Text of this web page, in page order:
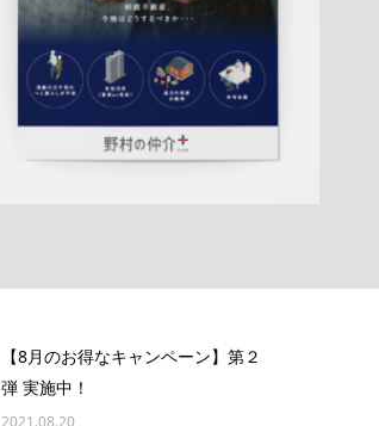
詳しく見る
【8月のお得なキャンペーン】第２
弾 実施中！
2021.08.20